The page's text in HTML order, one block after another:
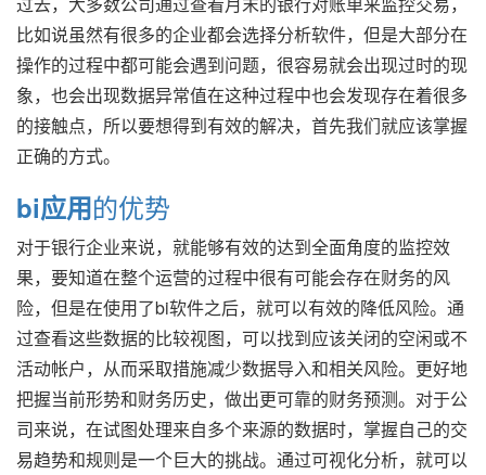
比如说虽然有很多的企业都会选择分析软件，但是大部分在
操作的过程中都可能会遇到问题，很容易就会出现过时的现
象，也会出现数据异常值在这种过程中也会发现存在着很多
的接触点，所以要想得到有效的解决，首先我们就应该掌握
正确的方式。
bi应用的优势
对于银行企业来说，就能够有效的达到全面角度的监控效
果，要知道在整个运营的过程中很有可能会存在财务的风
险，但是在使用了bi软件之后，就可以有效的降低风险。通
过查看这些数据的比较视图，可以找到应该关闭的空闲或不
活动帐户，从而采取措施减少数据导入和相关风险。更好地
把握当前形势和财务历史，做出更可靠的财务预测。对于公
司来说，在试图处理来自多个来源的数据时，掌握自己的交
易趋势和规则是一个巨大的挑战。通过可视化分析，就可以